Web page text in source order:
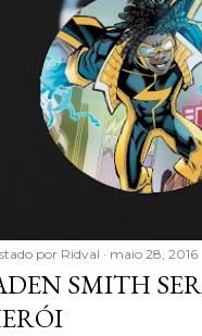
por Ridval maio 28, 2016
SMITH